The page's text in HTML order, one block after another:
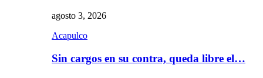
agosto 3, 2026
Acapulco
Sin cargos en su contra, queda libre el…